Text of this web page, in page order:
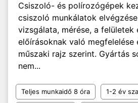
Csiszoló- és polírozógépek
csiszoló munkálatok
vizsgálata, mérése, a felületek
előírásoknak való megfelelése
műszaki rajz szerint. Gyártás
nem...
Teljes munkaidő 8 óra 1-2 év